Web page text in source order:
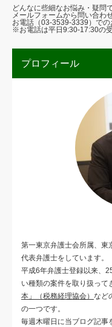
どんなに些細なお悩み・疑問
メールフォームから問い合わ
お電話（03-3539-3339 ）で
※お電話は平日9:30-17:30の受
プロフィール
第一東京弁護士会所属、東
代表弁護士をしています。
平成6年弁護士登録以来、
い種類の案件を取り扱って
本」（税務経理協会） など
の一つです。
毎週木曜日に当ブログ記事